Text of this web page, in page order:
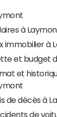
à
immobilier à
et budget
et
de décès à
de